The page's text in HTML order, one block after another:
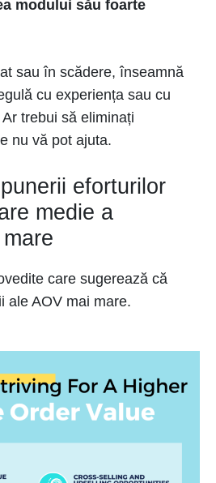
modului său foarte
sau în scădere, înseamnă
cu experiența sau cu
trebui să eliminați
nu vă pot ajuta.
eforturilor
medie a
care sugerează că
ale AOV mai mare.